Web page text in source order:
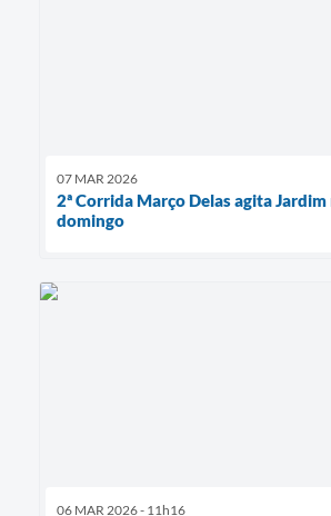
07 MAR 2026
2ª Corrida Março Delas agita Jardim
domingo
06 MAR 2026 - 11h16